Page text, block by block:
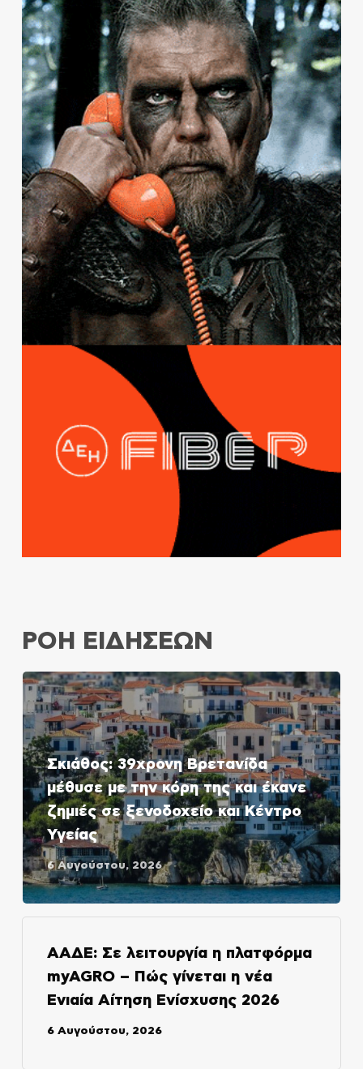
ΡΟΗ ΕΙΔΗΣΕΩΝ
Σκιάθος: 39χρονη Βρετανίδα
μέθυσε με την κόρη της και έκανε
ζημιές σε ξενοδοχείο και Κέντρο
Υγείας
6 Αυγούστου, 2026
ΑΑΔΕ: Σε λειτουργία η πλατφόρμα
myAGRO – Πώς γίνεται η νέα
Ενιαία Αίτηση Ενίσχυσης 2026
6 Αυγούστου, 2026